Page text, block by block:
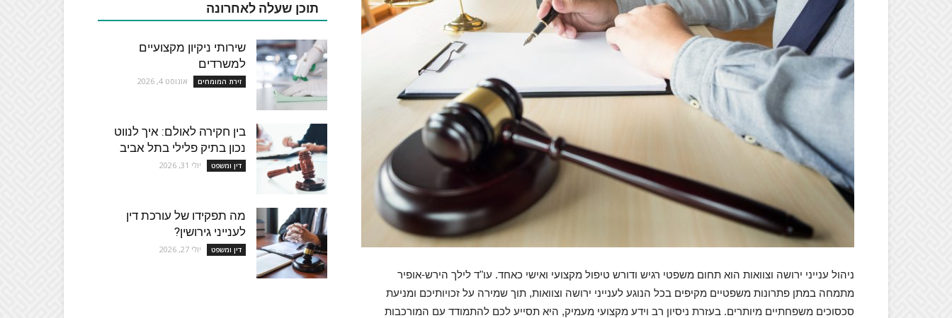
ניהול ענייני ירושה וצוואות הוא תחום משפטי רגיש ודורש טיפול מקצועי ואישי כאחד. עו"ד לילך הירש-אופיר
מתמחה במתן פתרונות משפטיים מקיפים בכל הנוגע לענייני ירושה וצוואות, תוך שמירה על זכויותיכם ומניעת
סכסוכים משפחתיים מיותרים. בעזרת ניסיון רב וידע מקצועי מעמיק, היא תסייע לכם להתמודד עם המורכבות
תוכן שעלה לאחרונה
שירותי ניקיון מקצועיים
למשרדים
זירת המומחים אוגוסט 4, 2026
בין חקירה לאולם: איך לנווט
נכון בתיק פלילי בתל אביב
דין ומשפט יולי 31, 2026
מה תפקידו של עורכת דין
לענייני גירושין?
דין ומשפט יולי 27, 2026